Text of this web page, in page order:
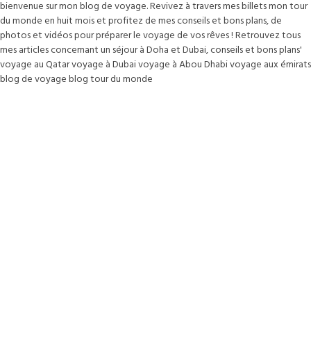
bienvenue sur mon blog de voyage. Revivez à travers mes billets mon tour
du monde en huit mois et profitez de mes conseils et bons plans, de
photos et vidéos pour préparer le voyage de vos rêves ! Retrouvez tous
mes articles concernant un séjour à Doha et Dubai, conseils et bons plans'
voyage au Qatar voyage à Dubai voyage à Abou Dhabi voyage aux émirats
blog de voyage blog tour du monde